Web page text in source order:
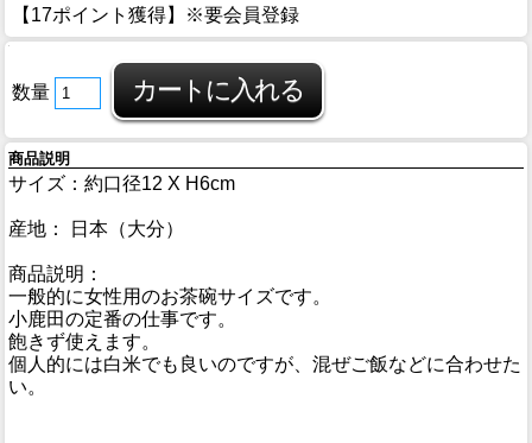
【17ポイント獲得】※要会員登録
数量
商品説明
サイズ：約口径12 X H6cm
産地： 日本（大分）
商品説明：
一般的に女性用のお茶碗サイズです。
小鹿田の定番の仕事です。
飽きず使えます。
個人的には白米でも良いのですが、混ぜご飯などに合わせた
い。